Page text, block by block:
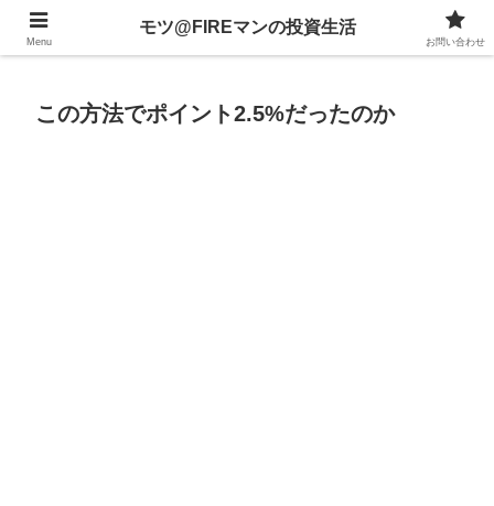
不動産、投資信託、暗号資産、株式、等々への投資について
この方法でポイント2.5%だったのか
Menu
モツ@FIREマンの投資生活
お問い合わせ